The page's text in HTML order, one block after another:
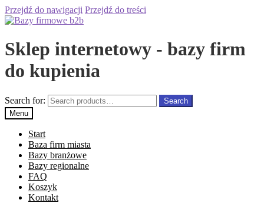
Przejdź do nawigacji Przejdź do treści
Sklep internetowy - bazy firm
do kupienia
Search for:
Search
Menu
Start
Baza firm miasta
Bazy branżowe
Bazy regionalne
FAQ
Koszyk
Kontakt